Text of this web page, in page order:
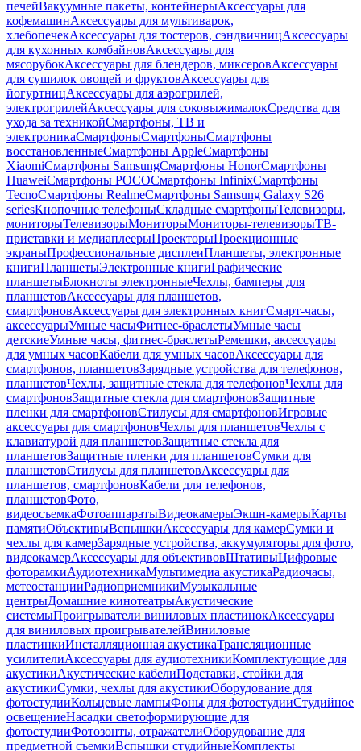
печейВакуумные пакеты, контейнерыАксессуары для
кофемашинАксессуары для мультиварок,
хлебопечекАксессуары для тостеров, сэндвичницАксессуары
для кухонных комбайновАксессуары для
мясорубокАксессуары для блендеров, миксеровАксессуары
для сушилок овощей и фруктовАксессуары для
йогуртницАксессуары для аэрогрилей,
электрогрилейАксессуары для соковыжималокСредства для
ухода за техникойСмартфоны, ТВ и
электроникаСмартфоныСмартфоныСмартфоны
восстановленныеСмартфоны AppleСмартфоны
XiaomiСмартфоны SamsungСмартфоны HonorСмартфоны
HuaweiСмартфоны POCOСмартфоны InfinixСмартфоны
TecnoСмартфоны RealmeСмартфоны Samsung Galaxy S26
seriesКнопочные телефоныСкладные смартфоныТелевизоры,
мониторыТелевизорыМониторыМониторы-телевизорыТВ-
приставки и медиаплеерыПроекторыПроекционные
экраныПрофессиональные дисплеиПланшеты, электронные
книгиПланшетыЭлектронные книгиГрафические
планшетыБлокноты электронныеЧехлы, бамперы для
планшетовАксессуары для планшетов,
смартфоновАксессуары для электронных книгСмарт-часы,
аксессуарыУмные часыФитнес-браслетыУмные часы
детскиеУмные часы, фитнес-браслетыРемешки, аксессуары
для умных часовКабели для умных часовАксессуары для
смартфонов, планшетовЗарядные устройства для телефонов,
планшетовЧехлы, защитные стекла для телефоновЧехлы для
смартфоновЗащитные стекла для смартфоновЗащитные
пленки для смартфоновСтилусы для смартфоновИгровые
аксессуары для смартфоновЧехлы для планшетовЧехлы с
клавиатурой для планшетовЗащитные стекла для
планшетовЗащитные пленки для планшетовСумки для
планшетовСтилусы для планшетовАксессуары для
планшетов, смартфоновКабели для телефонов,
планшетовФото,
видеосъемкаФотоаппаратыВидеокамерыЭкшн-камерыКарты
памятиОбъективыВспышкиАксессуары для камерСумки и
чехлы для камерЗарядные устройства, аккумуляторы для фото,
видеокамерАксессуары для объективовШтативыЦифровые
фоторамкиАудиотехникаМультимедиа акустикаРадиочасы,
метеостанцииРадиоприемникиМузыкальные
центрыДомашние кинотеатрыАкустические
системыПроигрыватели виниловых пластинокАксессуары
для виниловых проигрывателейВиниловые
пластинкиИнсталляционная акустикаТрансляционные
усилителиАксессуары для аудиотехникиКомплектующие для
акустикиАкустические кабелиПодставки, стойки для
акустикиСумки, чехлы для акустикиОборудование для
фотостудииКольцевые лампыФоны для фотостудииСтудийное
освещениеНасадки светоформирующие для
фотостудииФотозонты, отражателиОборудование для
предметной съемкиВспышки студийныеКомплекты